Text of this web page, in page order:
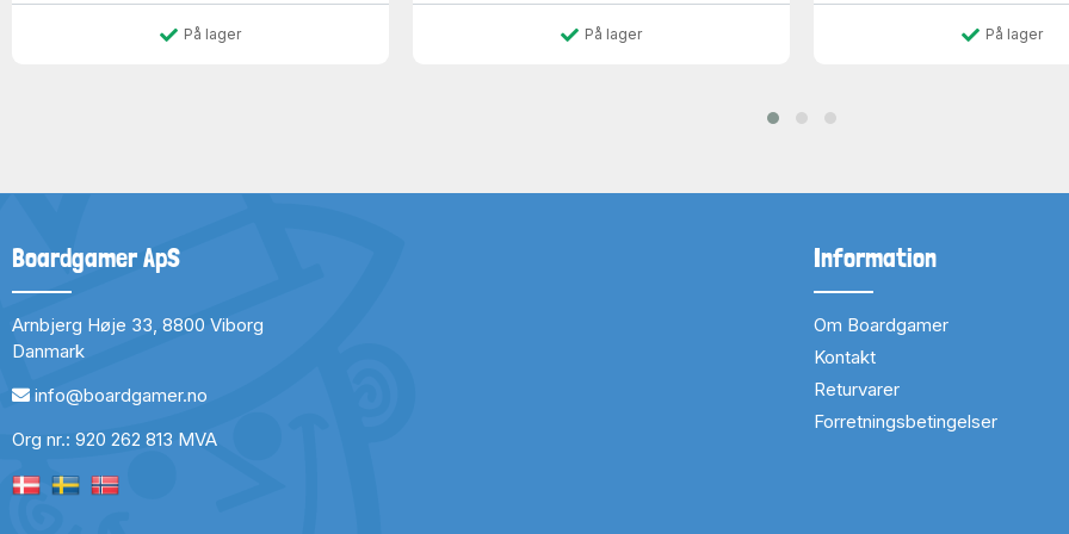
På lager På lager På lager
Boardgamer ApS
Arnbjerg Høje 33, 8800 Viborg
Danmark
info@boardgamer.no
Org nr.: 920 262 813 MVA
Information
Om Boardgamer
Kontakt
Returvarer
Forretningsbetingelser